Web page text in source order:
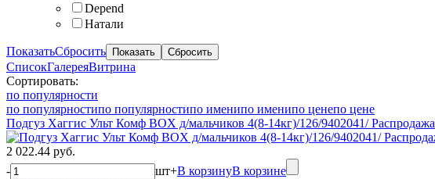
Depend
Натали
ПоказатьСбросить
СписокГалереяВитрина
Сортировать:
по популярности
по популярностипо популярностипо именипо именипо ценепо цене
Подгуз Хаггис Ульт Комф BOX д/мальчиков 4(8-14кг)/126/9402041/ Распродажа
2 022.44 руб.
-
шт+В корзинуВ корзине